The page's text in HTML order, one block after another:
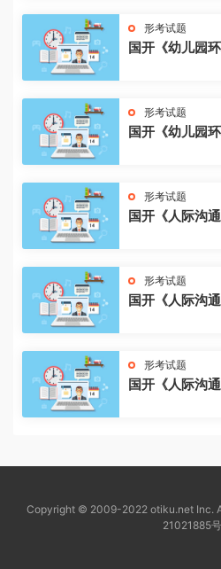
形考试题
国开《幼儿园
形考试题
国开《幼儿园
形考试题
国开《人际沟
形考试题
国开《人际沟
形考试题
国开《人际沟
Copyright © 2009-2022 otiku.net Inc.
21021885